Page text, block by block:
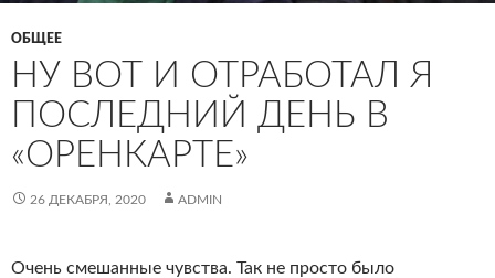
ОБЩЕЕ
НУ ВОТ И ОТРАБОТАЛ Я
ПОСЛЕДНИЙ ДЕНЬ В
«ОРЕНКАРТЕ»
26 ДЕКАБРЯ, 2020 ADMIN
Очень смешанные чувства. Так не просто было